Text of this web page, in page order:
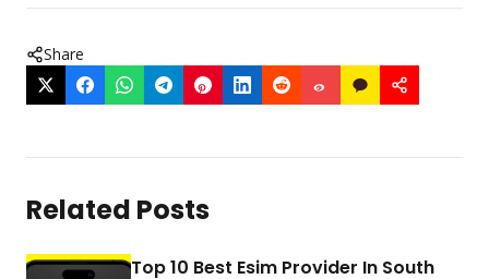
Share
Related Posts
Top 10 Best Esim Provider In South